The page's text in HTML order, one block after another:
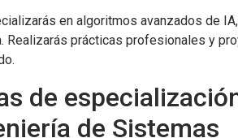
en algoritmos avanzados de
Realizarás prácticas profesionales y
de
de Sistemas